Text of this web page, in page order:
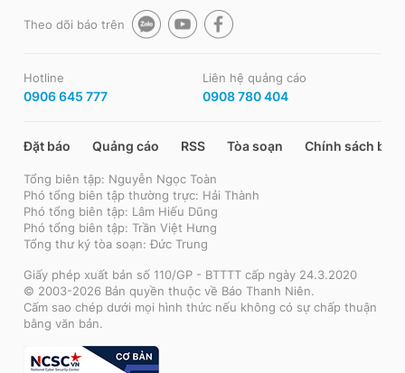
Theo dõi báo trên
Hotline
0906 645 777
Liên hệ quảng cáo
0908 780 404
Đặt báo Quảng cáo RSS Tòa soạn Chính sách bảo
Tổng biên tập: Nguyễn Ngọc Toàn
Phó tổng biên tập thường trực: Hải Thành
Phó tổng biên tập: Lâm Hiếu Dũng
Phó tổng biên tập: Trần Việt Hưng
Tổng thư ký tòa soạn: Đức Trung
Giấy phép xuất bản số 110/GP - BTTTT cấp ngày 24.3.2020
© 2003-2026 Bản quyền thuộc về Báo Thanh Niên.
Cấm sao chép dưới mọi hình thức nếu không có sự chấp thuận
bằng văn bản.